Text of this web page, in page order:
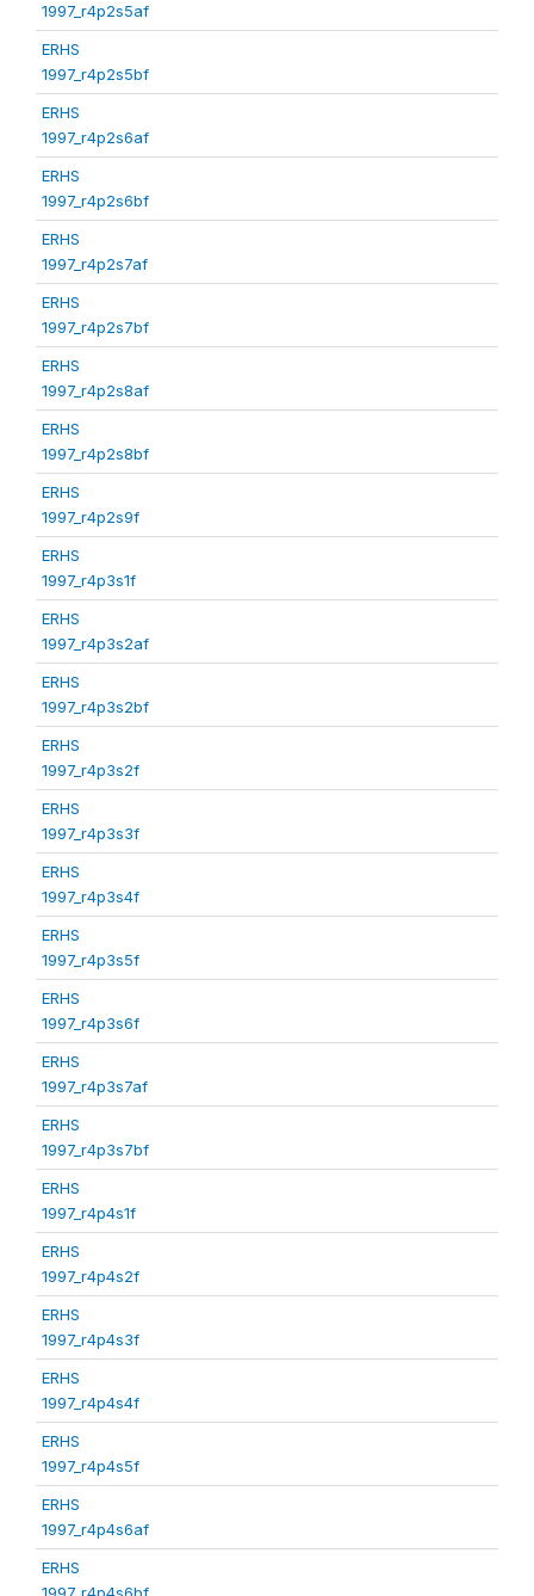
1997_r4p2s5af
ERHS
1997_r4p2s5bf
ERHS
1997_r4p2s6af
ERHS
1997_r4p2s6bf
ERHS
1997_r4p2s7af
ERHS
1997_r4p2s7bf
ERHS
1997_r4p2s8af
ERHS
1997_r4p2s8bf
ERHS
1997_r4p2s9f
ERHS
1997_r4p3s1f
ERHS
1997_r4p3s2af
ERHS
1997_r4p3s2bf
ERHS
1997_r4p3s2f
ERHS
1997_r4p3s3f
ERHS
1997_r4p3s4f
ERHS
1997_r4p3s5f
ERHS
1997_r4p3s6f
ERHS
1997_r4p3s7af
ERHS
1997_r4p3s7bf
ERHS
1997_r4p4s1f
ERHS
1997_r4p4s2f
ERHS
1997_r4p4s3f
ERHS
1997_r4p4s4f
ERHS
1997_r4p4s5f
ERHS
1997_r4p4s6af
ERHS
1997_r4p4s6bf